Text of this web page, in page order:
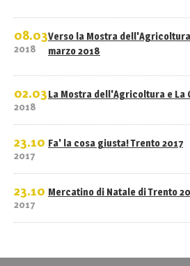
08.03
2018
Verso la Mostra dell'Agricoltura
marzo 2018
02.03
2018
La Mostra dell'Agricoltura e La
23.10
2017
Fa' la cosa giusta! Trento 2017
23.10
2017
Mercatino di Natale di Trento